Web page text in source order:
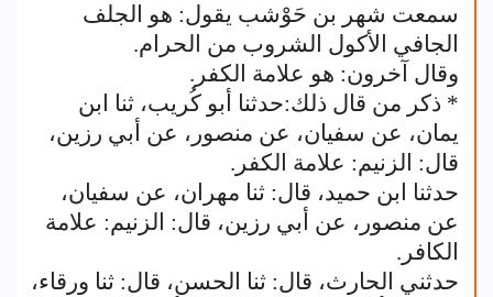
سمعت شهر بن حَوْشب يقول: هو الجلف
الجافي الأكول الشروب من الحرام.
وقال آخرون: هو علامة الكفر.
* ذكر من قال ذلك:حدثنا أبو كُريب، ثنا ابن
يمان، عن سفيان، عن منصور، عن أبي رزين،
قال: الزنيم: علامة الكفر.
حدثنا ابن حميد، قال: ثنا مهران، عن سفيان،
عن منصور، عن أبي رزين، قال: الزنيم: علامة
الكافر.
حدثني الحارث، قال: ثنا الحسن، قال: ثنا ورقاء،